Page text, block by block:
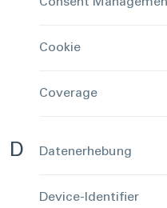
Cookie
Coverage
D Datenerhebung
Device-Identifier